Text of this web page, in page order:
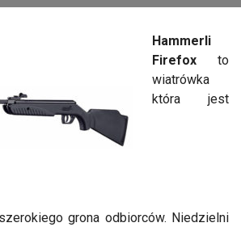
Hammerli
Firefoxto
wiatrówka
która jest
grona odbiorców. Niedzielni